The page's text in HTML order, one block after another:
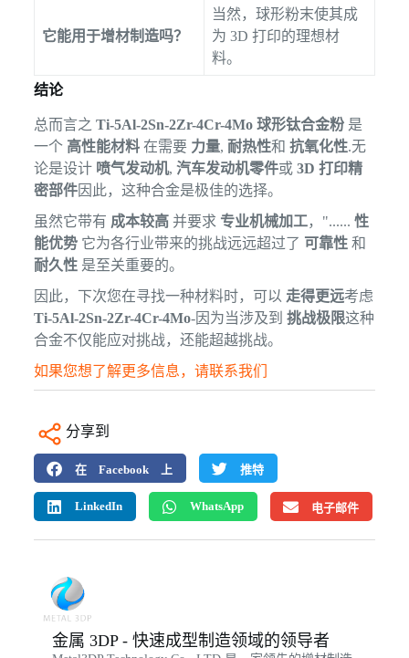
它能用于增材制造吗？
当然，球形粉末使其成
为 3D 打印的理想材
料。
结论
总而言之 Ti-5Al-2Sn-2Zr-4Cr-4Mo 球形钛合金粉是
一个 高性能材料在需要 力量, 耐热性和 抗氧化性.无
论是设计 喷气发动机, 汽车发动机零件或 3D 打印精
密部件因此，这种合金是极佳的选择。
虽然它带有 成本较高并要求 专业机械加工，"...... 性
能优势它为各行业带来的挑战远远超过了 可靠性和
耐久性是至关重要的。
因此，下次您在寻找一种材料时，可以 走得更远考虑
Ti-5Al-2Sn-2Zr-4Cr-4Mo-因为当涉及到 挑战极限这种
合金不仅能应对挑战，还能超越挑战。
如果您想了解更多信息，请联系我们
分享到
在 Facebook 上 推特
LinkedIn WhatsApp 电子邮件
金属 3DP - 快速成型制造领域的领导者